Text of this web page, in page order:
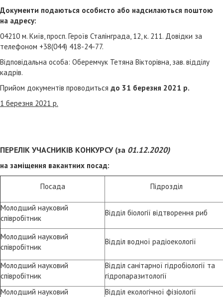
Документи подаються особисто або надсилаються поштою
на адресу:
04210 м. Київ, просп. Героїв Сталінграда, 12, к. 211. Довідки за
телефоном +38(044) 418-24-77.
Відповідальна особа: Оберемчук Тетяна Вікторівна, зав. відділу
кадрів.
Прийом документів проводиться до 31 березня 2021 р.
1 березня 2021 р.
ПЕРЕЛІК УЧАСНИКІВ КОНКУРСУ (за 01.12.2020)
на заміщення вакантних посад:
Посада Підрозділ
Молодший науковий
співробітник
Відділ біології відтворення риб
Молодший науковий
співробітник
Відділ водної радіоекології
Молодший науковий
співробітник
Відділ санітарної гідробіології та
гідропаразитології
Молодший науковий
Відділ екологічної фізіології